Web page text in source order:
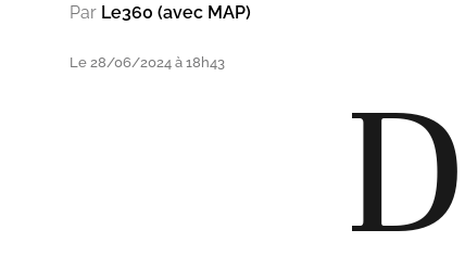
Par Le360 (avec MAP)
Le 28/06/2024 à 18h43 D